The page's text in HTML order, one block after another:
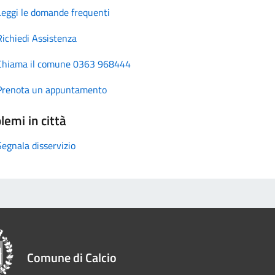
le domande frequenti
Assistenza
il comune 0363 968444
un appuntamento
in città
disservizio
Comune di Calcio